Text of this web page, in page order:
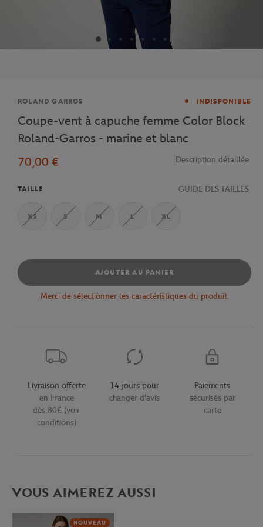
Marque
ROLAND GARROS INDISPONIBLE
Coupe-vent à capuche femme Color Block
Roland-Garros - marine et blanc
70,00 €
Description détaillée
TAILLE GUIDE DES TAILLES
XS S M L XL
AJOUTER AU PANIER
Merci de sélectionner les caractéristiques du produit.
Livraison offerte
en France
dès 80€ (voir
conditions)
14 jours pour
changer d'avis
Paiements
sécurisés par
carte
VOUS AIMEREZ AUSSI
NOUVEAU